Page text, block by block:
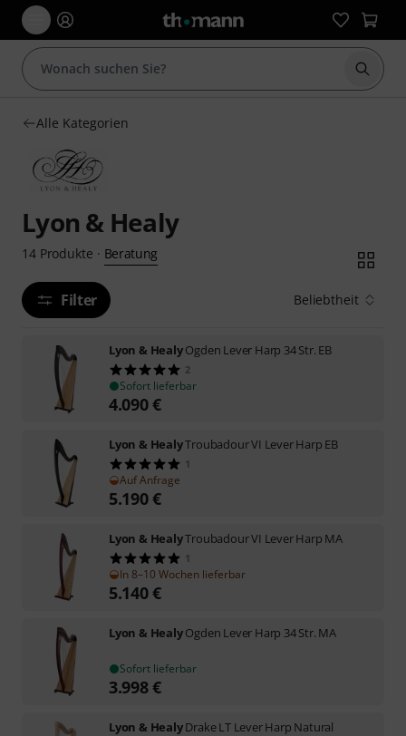
Suche
Alle Kategorien
Lyon & Healy
14 Produkte · Beratung
Filter Beliebtheit
Lyon & HealyOgden Lever Harp 34 Str. EB
2
Sofort lieferbar
4.090€
Lyon & HealyTroubadour VI Lever Harp EB
1
Auf Anfrage
5.190€
Lyon & HealyTroubadour VI Lever Harp MA
1
In 8–10 Wochen lieferbar
5.140€
Lyon & HealyOgden Lever Harp 34 Str. MA
Sofort lieferbar
3.998€
Lyon & HealyDrake LT Lever Harp Natural